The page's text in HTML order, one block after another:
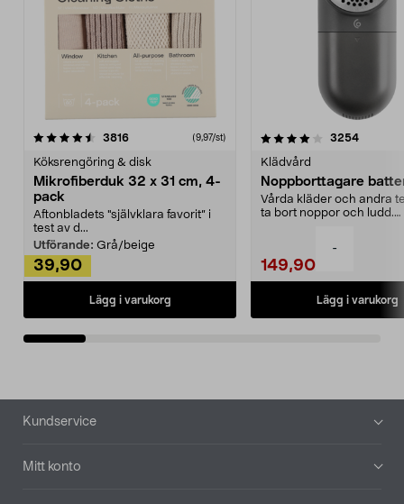
-
3816recensioner (9,97/st)
Köksrengöring & disk
Mikrofiberduk 32 x 31 cm, 4-
pack
Aftonbladets "självklara favorit” i
test av d...
Utförande: Grå/beige
39,90
Lägg i varukorg
4.0av 5 stjärnor 3254
Klädvård
Noppborttagare
Vårda kläder och andra
ta bort noppor och ludd.
149,90
Lägg i varukorg
4.5av 5 stjärnor
Sidfot
Kundservice
Mitt konto